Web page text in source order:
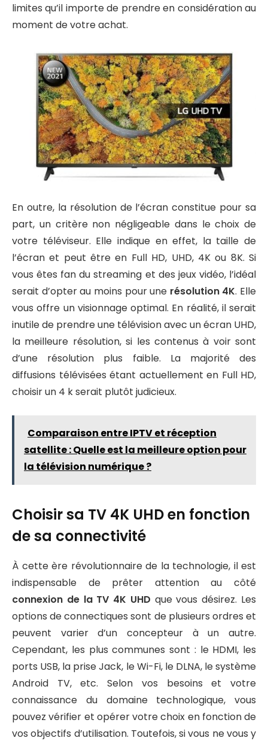
limites qu’il importe de prendre en considération au
moment de votre achat.
En outre, la résolution de l’écran constitue pour sa
part, un critère non négligeable dans le choix de
votre téléviseur. Elle indique en effet, la taille de
l’écran et peut être en Full HD, UHD, 4K ou 8K. Si
vous êtes fan du streaming et des jeux vidéo, l’idéal
serait d’opter au moins pour une résolution 4K. Elle
vous offre un visionnage optimal. En réalité, il serait
inutile de prendre une télévision avec un écran UHD,
la meilleure résolution, si les contenus à voir sont
d’une résolution plus faible. La majorité des
diffusions télévisées étant actuellement en Full HD,
choisir un 4 k serait plutôt judicieux.
Comparaison entre IPTV et réception
satellite : Quelle est la meilleure option pour
la télévision numérique ?
Choisir sa TV 4K UHD en fonction
de sa connectivité
À cette ère révolutionnaire de la technologie, il est
indispensable de prêter attention au côté
connexion de la TV 4K UHD que vous désirez. Les
options de connectiques sont de plusieurs ordres et
peuvent varier d’un concepteur à un autre.
Cependant, les plus communes sont : le HDMI, les
ports USB, la prise Jack, le Wi-Fi, le DLNA, le système
Android TV, etc. Selon vos besoins et votre
connaissance du domaine technologique, vous
pouvez vérifier et opérer votre choix en fonction de
vos objectifs d’utilisation. Toutefois, si vous ne vous y